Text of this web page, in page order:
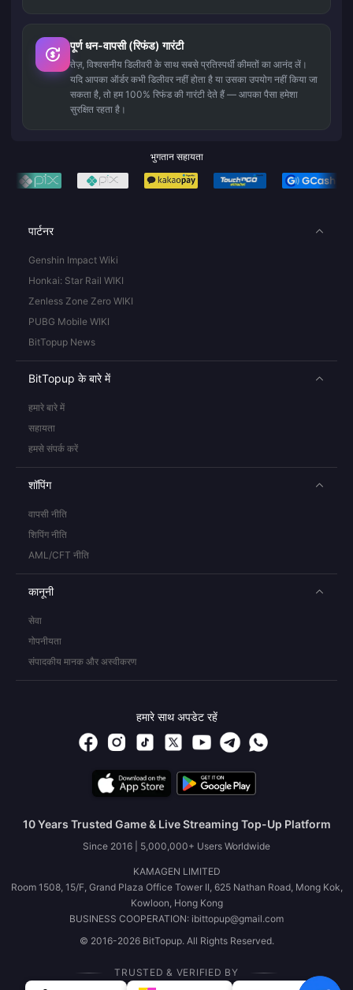
पूर्ण धन-वापसी (रिफंड) गारंटी
तेज़, विश्वसनीय डिलीवरी के साथ सबसे प्रतिस्पर्धी कीमतों का आनंद लें।
यदि आपका ऑर्डर कभी डिलीवर नहीं होता है या उसका उपयोग नहीं किया जा
सकता है, तो हम 100% रिफंड की गारंटी देते हैं — आपका पैसा हमेशा
सुरक्षित रहता है।
भुगतान सहायता
पार्टनर
Genshin Impact Wiki
Honkai: Star Rail WIKI
Zenless Zone Zero WIKI
PUBG Mobile WIKI
BitTopup News
BitTopup के बारे में
हमारे बारे में
सहायता
हमसे संपर्क करें
शॉपिंग
वापसी नीति
शिपिंग नीति
AML/CFT नीति
कानूनी
सेवा
गोपनीयता
संपादकीय मानक और अस्वीकरण
हमारे साथ अपडेट रहें
10 Years Trusted Game & Live Streaming Top-Up Platform
Since 2016 | 5,000,000+ Users Worldwide
KAMAGEN LIMITED
Room 1508, 15/F, Grand Plaza Office Tower II, 625 Nathan Road, Mong Kok,
Kowloon, Hong Kong
BUSINESS COOPERATION: ibittopup@gmail.com
© 2016-2026 BitTopup. All Rights Reserved.
TRUSTED & VERIFIED BY